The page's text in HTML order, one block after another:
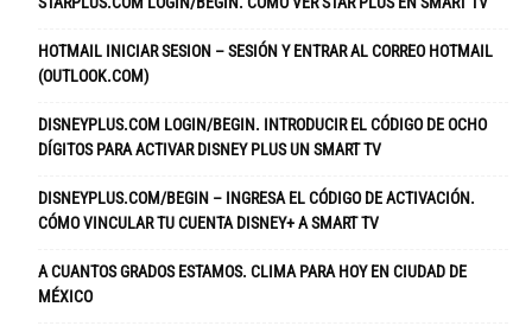
HOTMAIL INICIAR SESION – SESIÓN Y ENTRAR AL CORREO HOTMAIL
(OUTLOOK.COM)
DISNEYPLUS.COM LOGIN/BEGIN. INTRODUCIR EL CÓDIGO DE OCHO
DÍGITOS PARA ACTIVAR DISNEY PLUS UN SMART TV
DISNEYPLUS.COM/BEGIN – INGRESA EL CÓDIGO DE ACTIVACIÓN.
CÓMO VINCULAR TU CUENTA DISNEY+ A SMART TV
A CUANTOS GRADOS ESTAMOS. CLIMA PARA HOY EN CIUDAD DE
MÉXICO